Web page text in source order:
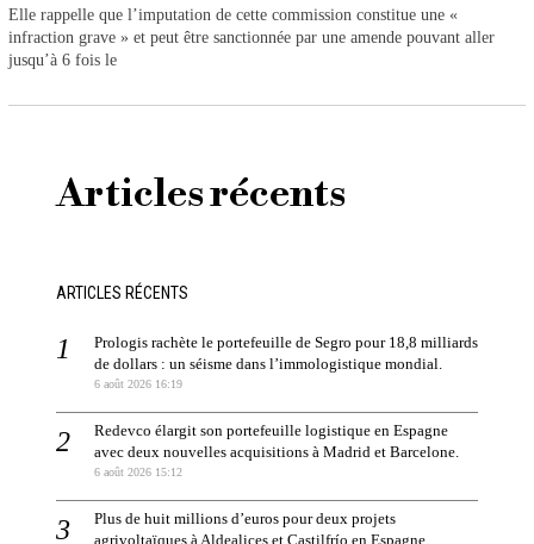
Elle rappelle que l’imputation de cette commission constitue une «
infraction grave » et peut être sanctionnée par une amende pouvant aller
jusqu’à 6 fois le
Articles récents
ARTICLES RÉCENTS
Prologis rachète le portefeuille de Segro pour 18,8 milliards
de dollars : un séisme dans l’immologistique mondial.
6 août 2026 16:19
Redevco élargit son portefeuille logistique en Espagne
avec deux nouvelles acquisitions à Madrid et Barcelone.
6 août 2026 15:12
Plus de huit millions d’euros pour deux projets
agrivoltaïques à Aldealices et Castilfrío en Espagne.